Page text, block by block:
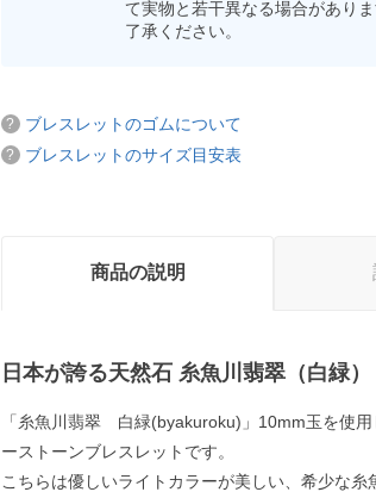
て実物と若干異なる場合があり
了承ください。
ブレスレットのゴムについて
ブレスレットのサイズ目安表
商品の説明
日本が誇る天然石 糸魚川翡翠（白緑）
「糸魚川翡翠 白緑(byakuroku)」10mm玉を使用
ーストーンブレスレットです。
こちらは優しいライトカラーが美しい、希少な糸